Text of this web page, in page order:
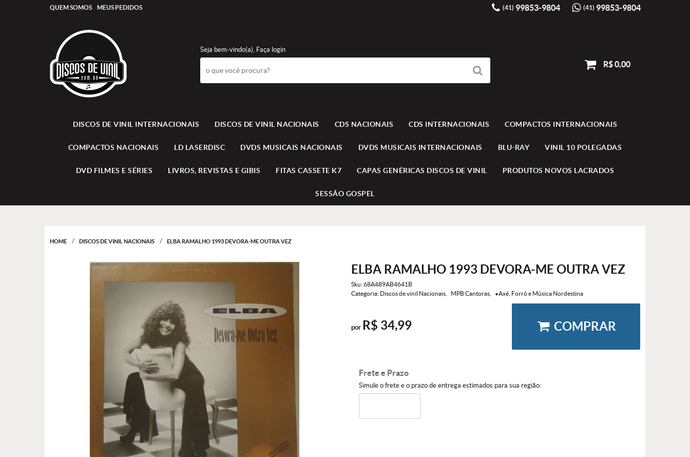
QUEM SOMOS MEUS PEDIDOS (41) 99853-9804 (41) 99853-9804
Seja bem-vindo(a), Faça login
R$ 0,00
DISCOS DE VINIL INTERNACIONAIS DISCOS DE VINIL NACIONAIS CDS NACIONAIS CDS INTERNACIONAIS COMPACTOS INTERNACIONAIS
COMPACTOS NACIONAIS LD LASERDISC DVDS MUSICAIS NACIONAIS DVDS MUSICAIS INTERNACIONAIS BLU-RAY VINIL 10 POLEGADAS
DVD FILMES E SÉRIES LIVROS, REVISTAS E GIBIS FITAS CASSETE K7 CAPAS GENÉRICAS DISCOS DE VINIL PRODUTOS NOVOS LACRADOS
SESSÃO GOSPEL
HOME DISCOS DE VINIL NACIONAIS ELBA RAMALHO 1993 DEVORA-ME OUTRA VEZ
ELBA RAMALHO 1993 DEVORA-ME OUTRA VEZ
Sku:68A489AB4641B
Categoria: Discos de vinil Nacionais MPB Cantoras •Axé, Forró e Música Nordestina
por R$ 34,99 COMPRAR
Frete e Prazo
Simule o frete e o prazo de entrega estimados para sua região: